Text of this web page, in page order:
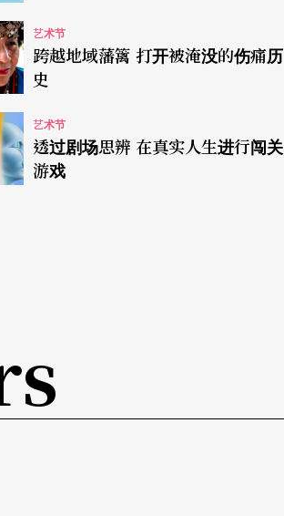
艺术节
跨越地域藩篱 打开被淹没的伤痛历
史
艺术节
透过剧场思辨 在真实人生进行闯关
游戏